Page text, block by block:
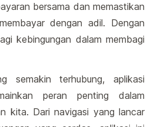
bersama dan memastikan
dengan adil. Dengan
kebingungan dalam membagi
semakin terhubung, aplikasi
peran penting dalam
kita. Dari navigasi yang lancar